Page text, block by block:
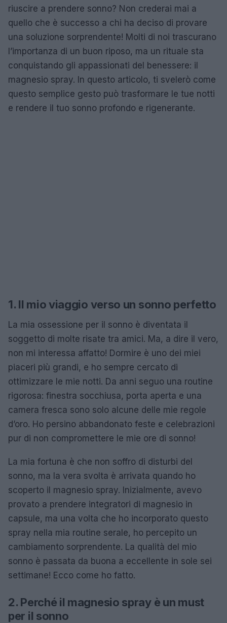
riuscire a prendere sonno? Non crederai mai a
quello che è successo a chi ha deciso di provare
una soluzione sorprendente! Molti di noi trascurano
l’importanza di un buon riposo, ma un rituale sta
conquistando gli appassionati del benessere: il
magnesio spray. In questo articolo, ti svelerò come
questo semplice gesto può trasformare le tue notti
e rendere il tuo sonno profondo e rigenerante.
1. Il mio viaggio verso un sonno perfetto
La mia ossessione per il sonno è diventata il
soggetto di molte risate tra amici. Ma, a dire il vero,
non mi interessa affatto! Dormire è uno dei miei
piaceri più grandi, e ho sempre cercato di
ottimizzare le mie notti. Da anni seguo una routine
rigorosa: finestra socchiusa, porta aperta e una
camera fresca sono solo alcune delle mie regole
d’oro. Ho persino abbandonato feste e celebrazioni
pur di non compromettere le mie ore di sonno!
La mia fortuna è che non soffro di disturbi del
sonno, ma la vera svolta è arrivata quando ho
scoperto il magnesio spray. Inizialmente, avevo
provato a prendere integratori di magnesio in
capsule, ma una volta che ho incorporato questo
spray nella mia routine serale, ho percepito un
cambiamento sorprendente. La qualità del mio
sonno è passata da buona a eccellente in sole sei
settimane! Ecco come ho fatto.
2. Perché il magnesio spray è un must
per il sonno